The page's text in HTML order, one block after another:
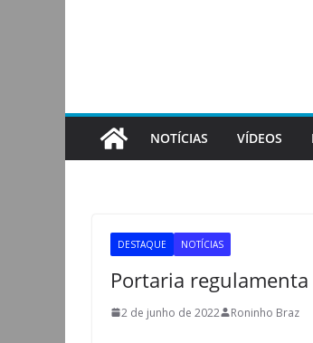
NOTÍCIAS VÍDEOS
DESTAQUE NOTÍCIAS
Portaria
2 de junho de 2022 Roninho Braz